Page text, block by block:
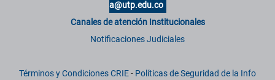
a@utp.edu.co
Canales de atención Institucionales
Notificaciones Judiciales
Términos y Condiciones CRIE- Políticas de Seguridad de la Info